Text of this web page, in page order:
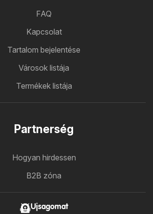
FAQ
Kapcsolat
Tartalom bejelentése
Városok listája
Termékek listája
Partnerség
Hogyan hirdessen
B2B zóna
Ujsagomat